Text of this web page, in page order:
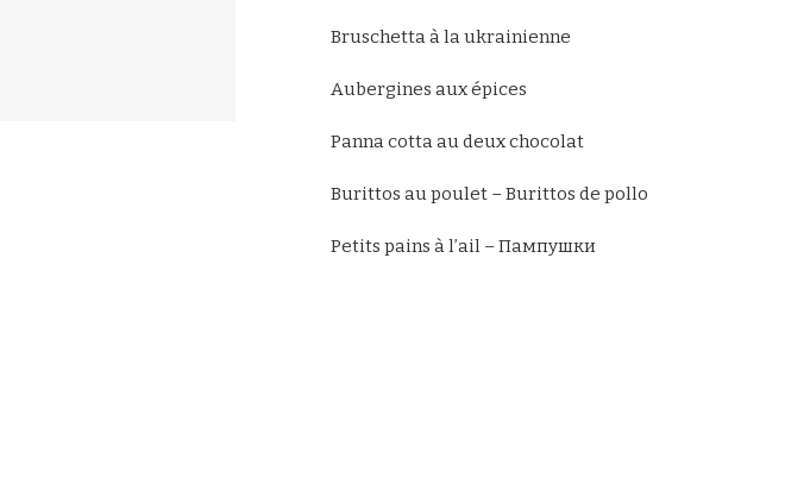
Bruschetta à la ukrainienne
Aubergines aux épices
Panna cotta au deux chocolat
Burittos au poulet – Burittos de pollo
Petits pains à l’ail – Пампушки